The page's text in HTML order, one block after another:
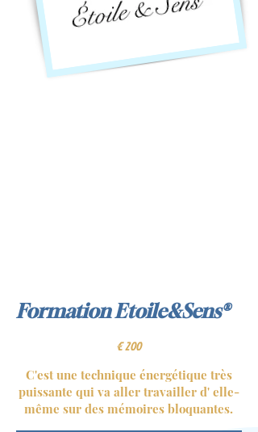
Formation Etoile&Sens®
€200
C'est une technique énergétique très
puissante qui va aller travailler d' elle-
même sur des mémoires bloquantes.